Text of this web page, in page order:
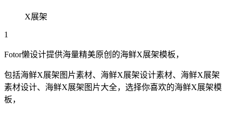
X展架
1
Fotor懒设计提供海量精美原创的海鲜X展架模板，
包括海鲜X展架 图片素材、 海鲜X展架设计素材、 海鲜X展架
素材设计、 海鲜X展架 图片大全，选择你喜欢的海鲜X展架模
板，